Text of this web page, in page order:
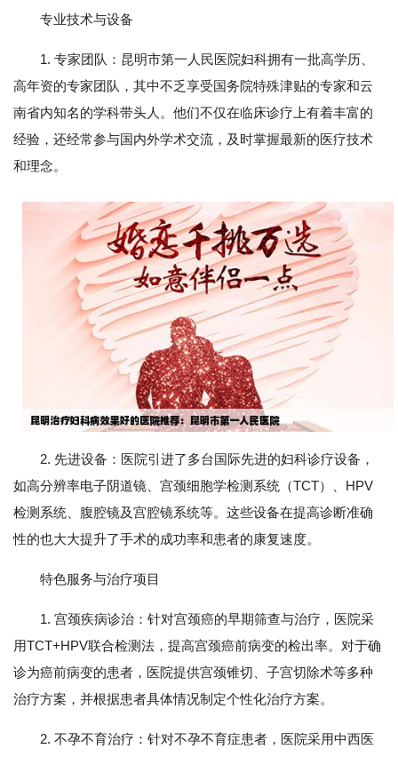
专业技术与设备
1. 专家团队：昆明市第一人民医院妇科拥有一批高学历、
高年资的专家团队，其中不乏享受国务院特殊津贴的专家和云
南省内知名的学科带头人。他们不仅在临床诊疗上有着丰富的
经验，还经常参与国内外学术交流，及时掌握最新的医疗技术
和理念。
2. 先进设备：医院引进了多台国际先进的妇科诊疗设备，
如高分辨率电子阴道镜、宫颈细胞学检测系统（TCT）、HPV
检测系统、腹腔镜及宫腔镜系统等。这些设备在提高诊断准确
性的也大大提升了手术的成功率和患者的康复速度。
特色服务与治疗项目
1. 宫颈疾病诊治：针对宫颈癌的早期筛查与治疗，医院采
用TCT+HPV联合检测法，提高宫颈癌前病变的检出率。对于确
诊为癌前病变的患者，医院提供宫颈锥切、子宫切除术等多种
治疗方案，并根据患者具体情况制定个性化治疗方案。
2. 不孕不育治疗：针对不孕不育症患者，医院采用中西医